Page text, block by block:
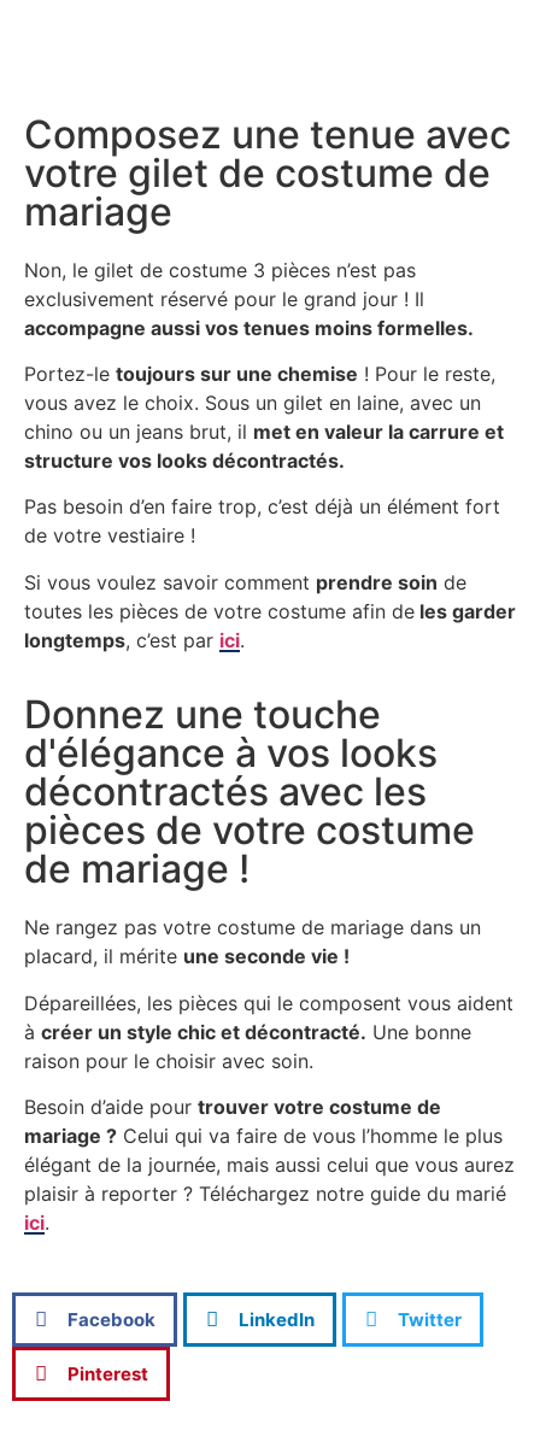
Composez une tenue avec
votre gilet de costume de
mariage
Non, le gilet de costume 3 pièces n’est pas
exclusivement réservé pour le grand jour ! Il
accompagne aussi vos tenues moins formelles.
Portez-le toujours sur une chemise ! Pour le reste,
vous avez le choix. Sous un gilet en laine, avec un
chino ou un jeans brut, il met en valeur la carrure et
structure vos looks décontractés.
Pas besoin d’en faire trop, c’est déjà un élément fort
de votre vestiaire !
Si vous voulez savoir comment prendre soin de
toutes les pièces de votre costume afin de les garder
longtemps, c’est par ici.
Donnez une touche
d'élégance à vos looks
décontractés avec les
pièces de votre costume
de mariage !
Ne rangez pas votre costume de mariage dans un
placard, il mérite une seconde vie !
Dépareillées, les pièces qui le composent vous aident
à créer un style chic et décontracté. Une bonne
raison pour le choisir avec soin.
Besoin d’aide pour trouver votre costume de
mariage ? Celui qui va faire de vous l’homme le plus
élégant de la journée, mais aussi celui que vous aurez
plaisir à reporter ? Téléchargez notre guide du marié
ici.
Facebook LinkedIn Twitter
Pinterest